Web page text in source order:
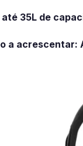
35L de
a acrescentar: